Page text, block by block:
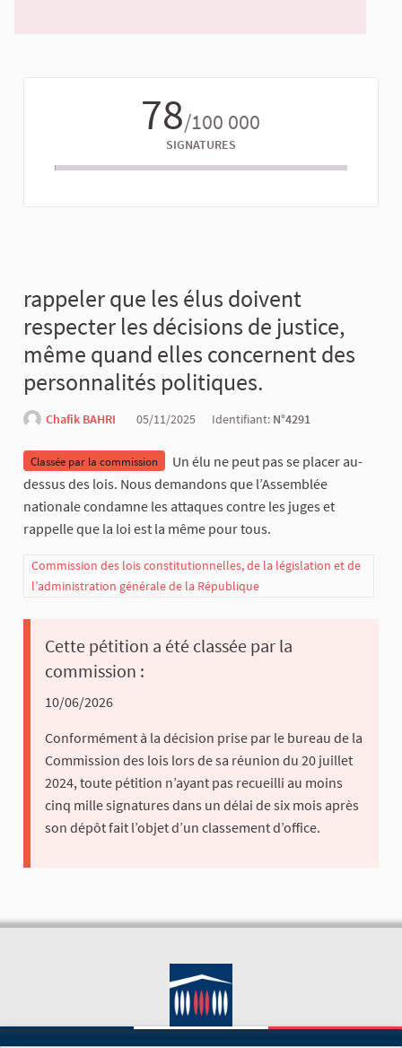
78/100 000
SIGNATURES
rappeler que les élus doivent
respecter les décisions de justice,
même quand elles concernent des
personnalités politiques.
Chafik BAHRI 05/11/2025 Identifiant: N°4291
Classée par la commission
Un élu ne peut pas se placer au-
dessus des lois. Nous demandons que l’Assemblée
nationale condamne les attaques contre les juges et
rappelle que la loi est la même pour tous.
Commission des lois constitutionnelles, de la législation et de
l’administration générale de la République
Cette pétition a été classée par la
commission :
10/06/2026
Conformément à la décision prise par le bureau de la
Commission des lois lors de sa réunion du 20 juillet
2024, toute pétition n’ayant pas recueilli au moins
cinq mille signatures dans un délai de six mois après
son dépôt fait l’objet d’un classement d’office.